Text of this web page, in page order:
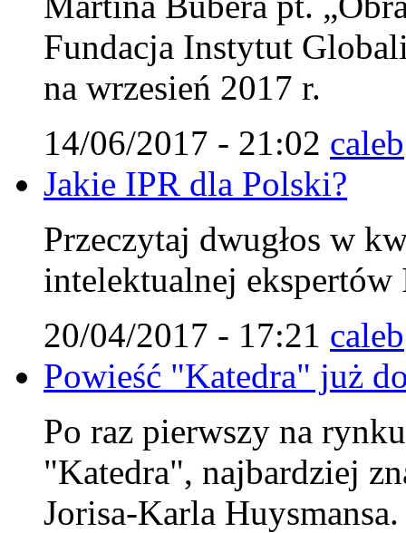
Fundacja Instytut
na wrzesień 2017 r.
14/06/2017 - 21:02 caleb
Jakie IPR dla Polski?
Przeczytaj dwugłos w
intelektualnej
20/04/2017 - 17:21 caleb
Powieść "Katedra" już
Po raz pierwszy na
"Katedra", najbardziej
Jorisa-Karla Huysmansa.